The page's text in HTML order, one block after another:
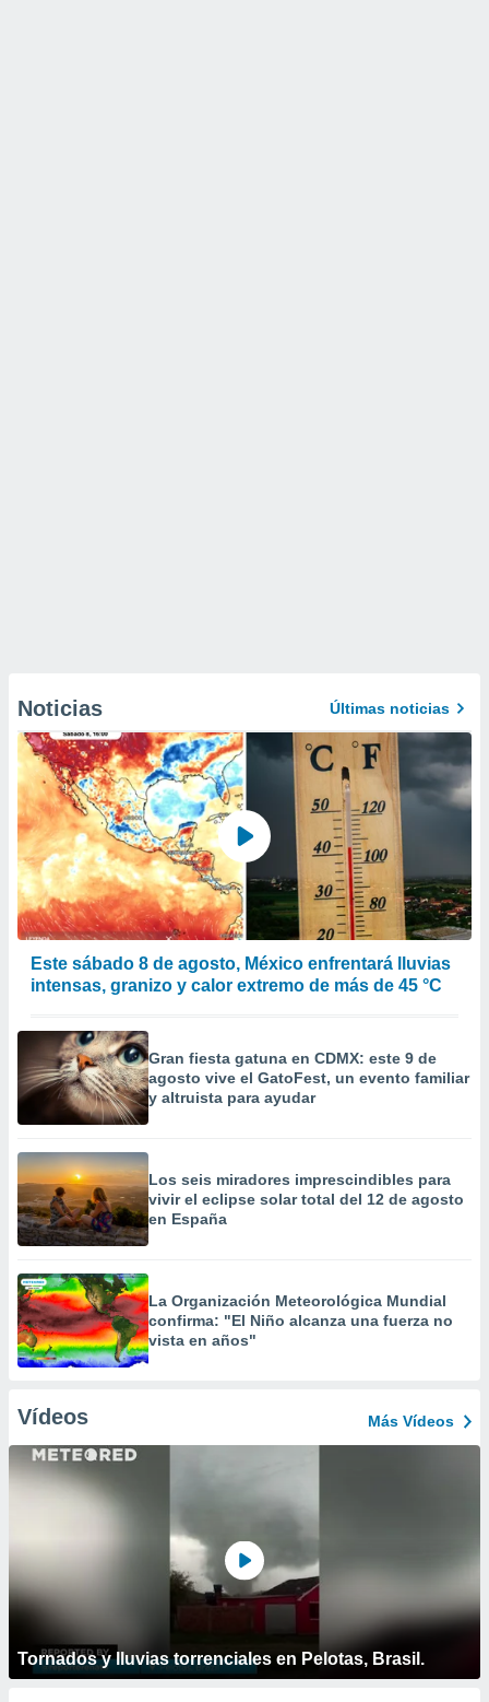
Noticias Últimas noticias
Este sábado 8 de agosto, México enfrentará lluvias
intensas, granizo y calor extremo de más de 45 °C
Gran fiesta gatuna en CDMX: este 9 de
agosto vive el GatoFest, un evento familiar
y altruista para ayudar
Los seis miradores imprescindibles para
vivir el eclipse solar total del 12 de agosto
en España
La Organización Meteorológica Mundial
confirma: "El Niño alcanza una fuerza no
vista en años"
Vídeos Más Vídeos
Tornados y lluvias torrenciales en Pelotas, Brasil.